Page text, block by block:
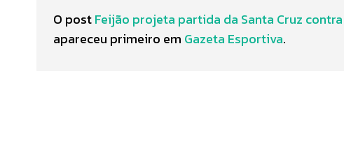
O postFeijão projeta partida da Santa Cruz
apareceu primeiro em Gazeta Esportiva.